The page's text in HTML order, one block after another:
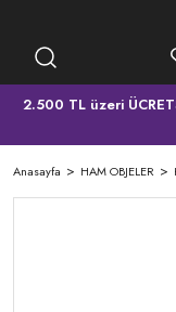
2.500 TL üzeri
Anasayfa HAM OBJELER